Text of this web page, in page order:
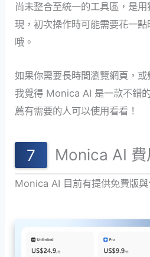
尚未整合至統一的工具區，是
現，初次操作時可能需要花一
哦。
如果你需要長時間瀏覽網頁，或
我覺得 Monica AI 是一款不錯
薦有需要的人可以使用看看！
Monica AI 費
Monica AI 目前有提供免費版與